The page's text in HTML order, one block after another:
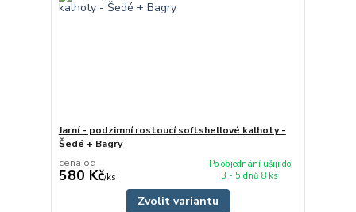
Jarní - podzimní rostoucí softshellové kalhoty -
Šedé + Bagry
cena od
580 Kč/ks
Po objednání ušiji do
3 - 5 dnů 8 ks
Zvolit variantu